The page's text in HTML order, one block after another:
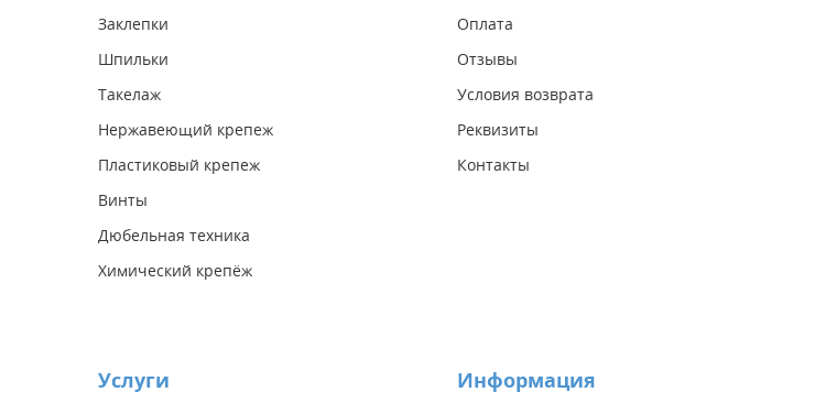
Заклепки
Шпильки
Такелаж
Нержавеющий крепеж
Пластиковый крепеж
Винты
Дюбельная техника
Химический крепёж
Услуги
Оплата
Отзывы
Условия возврата
Реквизиты
Контакты
Информация